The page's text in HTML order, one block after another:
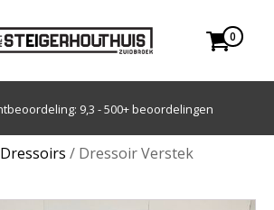
0
Achteraf betalen met Klarna
Dressoirs / Dressoir Verstek